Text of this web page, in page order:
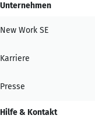
Unternehmen
New Work SE
Karriere
Presse
Hilfe & Kontakt